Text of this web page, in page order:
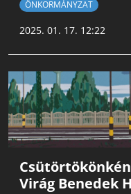
ÖNKORMÁNYZAT
2025. 01. 17. 12:22
Virág Benedek